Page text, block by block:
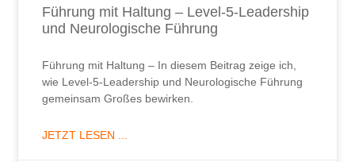
Führung mit Haltung – Level-5-Leadership
und Neurologische Führung
Führung mit Haltung – In diesem Beitrag zeige ich,
wie Level-5-Leadership und Neurologische Führung
gemeinsam Großes bewirken.
JETZT LESEN ...